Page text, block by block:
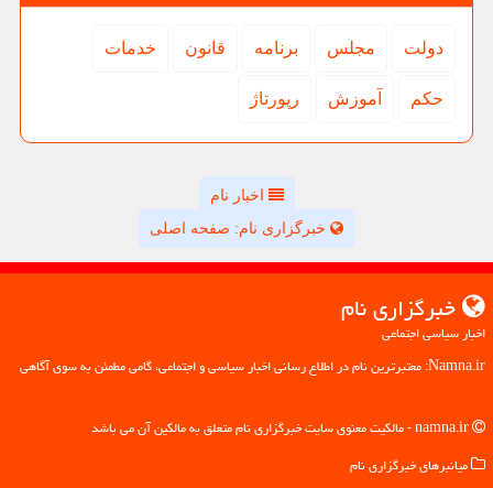
دولت مجلس برنامه قانون خدمات
حكم آموزش رپورتاژ
اخبار نام
خبرگزاری نام: صفحه اصلی
خبرگزاری نام
اخبار سیاسی اجتماعی
Namna.ir: معتبرترین نام در اطلاع رسانی اخبار سیاسی و اجتماعی، گامی مطمئن به سوی آگاهی
میانبرهای خبرگزاری نام